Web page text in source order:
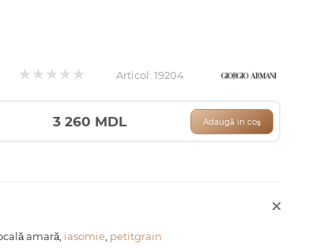
Articol: 19204
3 260 MDL Adaugă in coş
amară, iasomie, petitgrain